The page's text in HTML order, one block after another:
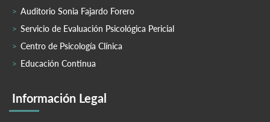
Auditorio Sonia Fajardo Forero
Servicio de Evaluación Psicológica Pericial
Centro de Psicología Clínica
Educación Continua
Información Legal